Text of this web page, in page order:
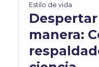
Estilo de vida
manera: